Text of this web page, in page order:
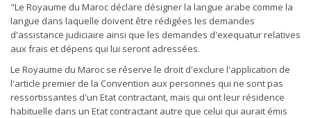
"Le Royaume du Maroc déclare désigner la langue arabe comme la
langue dans laquelle doivent être rédigées les demandes
d'assistance judiciaire ainsi que les demandes d'exequatur relatives
aux frais et dépens qui lui seront adressées.
Le Royaume du Maroc se réserve le droit d'exclure l'application de
l'article premier de la Convention aux personnes qui ne sont pas
ressortissantes d'un Etat contractant, mais qui ont leur résidence
habituelle dans un Etat contractant autre que celui qui aurait émis